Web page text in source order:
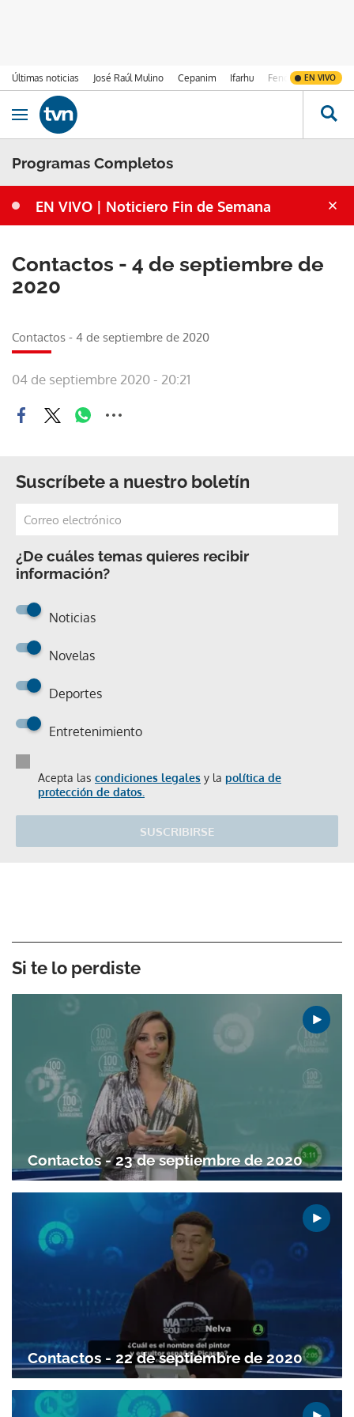
Últimas noticias José Raúl Mulino Cepanim Ifarhu Fenómeno de El
EN VIVO
Ir al contenido
Obrir navegació
Programas Completos
EN VIVO | Noticiero Fin de Semana
Contactos - 4 de septiembre de
2020
Contactos - 4 de septiembre de 2020
04 de septiembre 2020 - 20:21
Suscríbete a nuestro boletín
¿De cuáles temas quieres recibir
información?
Noticias
Novelas
Deportes
Entretenimiento
Acepta las condiciones legales y la política de
protección de datos.
SUSCRIBIRSE
Si te lo perdiste
Contactos - 23 de septiembre de 2020
Contactos - 22 de septiembre de 2020